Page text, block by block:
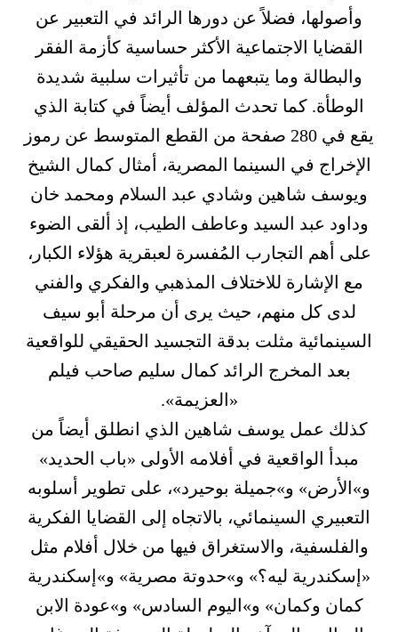
وأصولها، فضلاً عن دورها الرائد في التعبير عن
القضايا الاجتماعية الأكثر حساسية كأزمة الفقر
والبطالة وما يتبعهما من تأثيرات سلبية شديدة
الوطأة. كما تحدث المؤلف أيضاً في كتابة الذي
يقع في 280 صفحة من القطع المتوسط عن رموز
الإخراج في السينما المصرية، أمثال كمال الشيخ
ويوسف شاهين وشادي عبد السلام ومحمد خان
وداود عبد السيد وعاطف الطيب، إذ ألقى الضوء
على أهم التجارب المُفسرة لعبقرية هؤلاء الكبار،
مع الإشارة للاختلاف المذهبي والفكري والفني
لدى كل منهم، حيث يرى أن مرحلة أبو سيف
السينمائية مثلت بدقة التجسيد الحقيقي للواقعية
بعد المخرج الرائد كمال سليم صاحب فيلم
«العزيمة».
كذلك عمل يوسف شاهين الذي انطلق أيضاً من
مبدأ الواقعية في أفلامه الأولى «باب الحديد»
و»الأرض» و»جميلة بوحيرد»، على تطوير أسلوبه
التعبيري السينمائي، بالاتجاه إلى القضايا الفكرية
والفلسفية، والاستغراق فيها من خلال أفلام مثل
«إسكندرية ليه؟» و»حدوتة مصرية» و»إسكندرية
كمان وكمان» و»اليوم السادس» و»عودة الابن